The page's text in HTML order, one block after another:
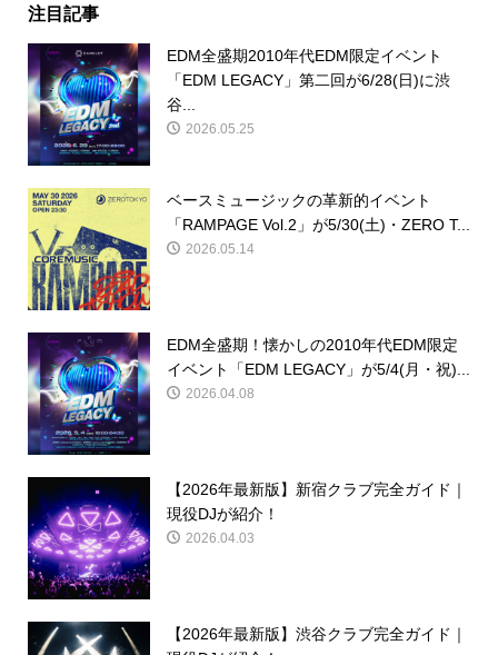
注目記事
EDM全盛期2010年代EDM限定イベント
「EDM LEGACY」第二回が6/28(日)に渋
谷...
2026.05.25
ベースミュージックの革新的イベント
「RAMPAGE Vol.2」が5/30(土)・ZERO T...
2026.05.14
EDM全盛期！懐かしの2010年代EDM限定
イベント「EDM LEGACY」が5/4(月・祝)...
2026.04.08
【2026年最新版】新宿クラブ完全ガイド｜
現役DJが紹介！
2026.04.03
【2026年最新版】渋谷クラブ完全ガイド｜